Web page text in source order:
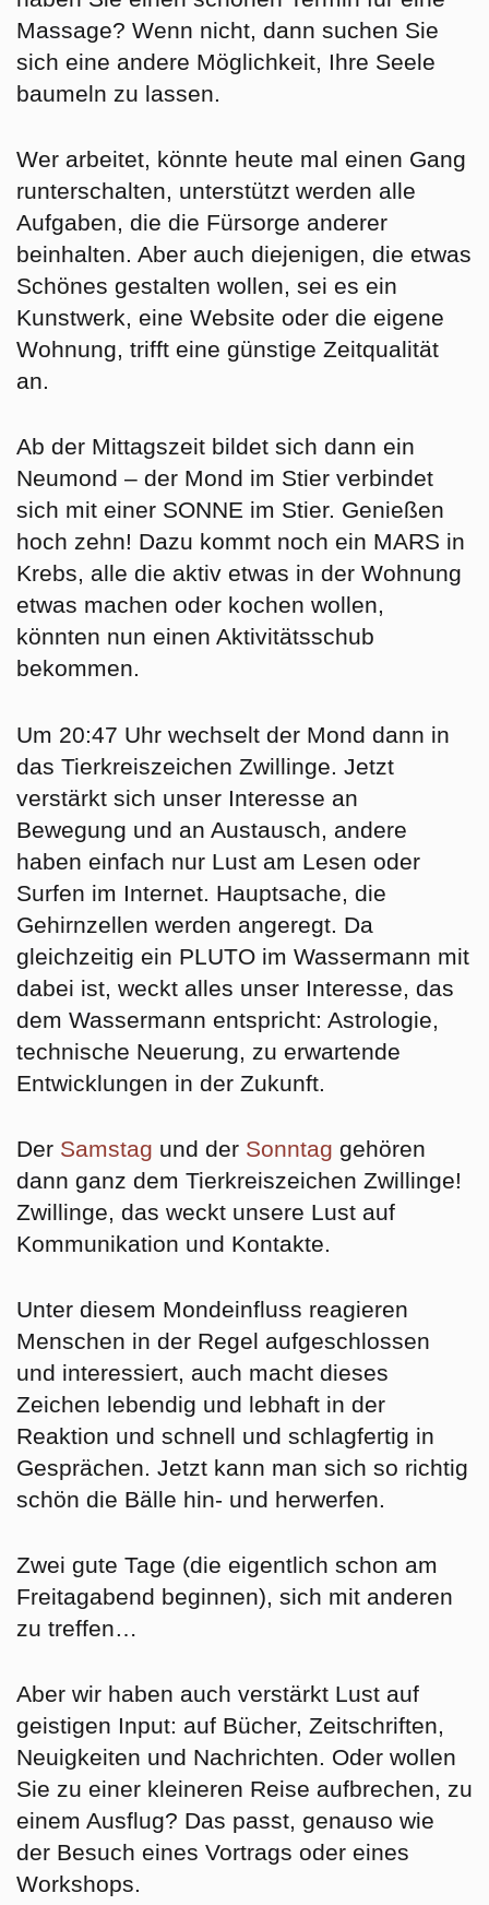
Massage? Wenn nicht, dann suchen Sie
sich eine andere Möglichkeit, Ihre Seele
baumeln zu lassen.
Wer arbeitet, könnte heute mal einen Gang
runterschalten, unterstützt werden alle
Aufgaben, die die Fürsorge anderer
beinhalten. Aber auch diejenigen, die etwas
Schönes gestalten wollen, sei es ein
Kunstwerk, eine Website oder die eigene
Wohnung, trifft eine günstige Zeitqualität
an.
Ab der Mittagszeit bildet sich dann ein
Neumond – der Mond im Stier verbindet
sich mit einer SONNE im Stier. Genießen
hoch zehn! Dazu kommt noch ein MARS in
Krebs, alle die aktiv etwas in der Wohnung
etwas machen oder kochen wollen,
könnten nun einen Aktivitätsschub
bekommen.
Um 20:47 Uhr wechselt der Mond dann in
das Tierkreiszeichen Zwillinge . Jetzt
verstärkt sich unser Interesse an
Bewegung und an Austausch, andere
haben einfach nur Lust am Lesen oder
Surfen im Internet. Hauptsache, die
Gehirnzellen werden angeregt. Da
gleichzeitig ein PLUTO im Wassermann mit
dabei ist, weckt alles unser Interesse, das
dem Wassermann entspricht: Astrologie,
technische Neuerung, zu erwartende
Entwicklungen in der Zukunft.
Der Samstag und der Sonntag gehören
dann ganz dem Tierkreiszeichen Zwillinge!
Zwillinge, das weckt unsere Lust auf
Kommunikation und Kontakte.
Unter diesem Mondeinfluss reagieren
Menschen in der Regel aufgeschlossen
und interessiert, auch macht dieses
Zeichen lebendig und lebhaft in der
Reaktion und schnell und schlagfertig in
Gesprächen. Jetzt kann man sich so richtig
schön die Bälle hin- und herwerfen.
Zwei gute Tage (die eigentlich schon am
Freitagabend beginnen), sich mit anderen
zu treffen…
Aber wir haben auch verstärkt Lust auf
geistigen Input: auf Bücher, Zeitschriften,
Neuigkeiten und Nachrichten. Oder wollen
Sie zu einer kleineren Reise aufbrechen, zu
einem Ausflug? Das passt, genauso wie
der Besuch eines Vortrags oder eines
Workshops.